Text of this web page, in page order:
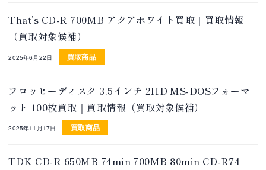
That’s CD-R 700MB アクアホワイト買取｜買取情報
（買取対象候補）
2025年6月22日 買取商品
フロッピーディスク 3.5インチ 2HD MS-DOSフォーマ
ット 100枚買取｜買取情報（買取対象候補）
2025年11月17日 買取商品
TDK CD-R 650MB 74min 700MB 80min CD-R74